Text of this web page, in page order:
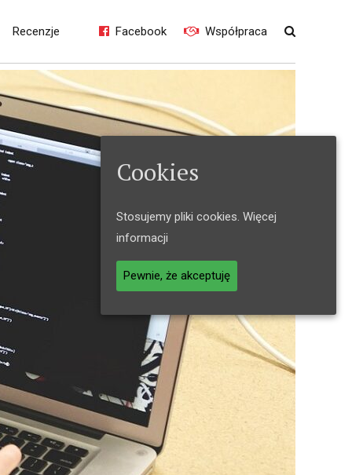
Facebook Współpraca
Dark mode pojawi się w
Recenzje
z
Ferguson FboxATV
– pozytywna
przesiadka z
Chromecast.
Recenzja
przystawki
Cookies
Stosujemy pliki cookies. Więcej
informacji
Pewnie, że akceptuję